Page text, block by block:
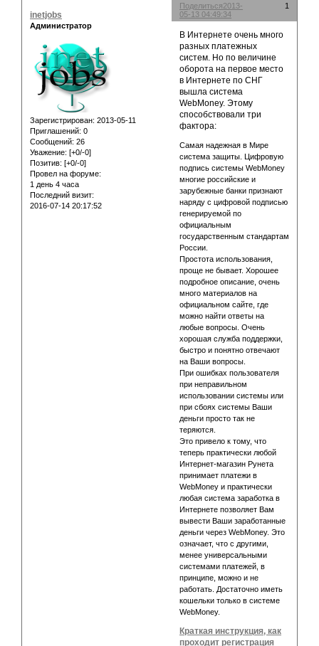
Поделиться 1
2013-
05-13 04:49:34
inetjobs
Администратор
Зарегистрирован: 2013-05-11
Приглашений: 0
Сообщений: 26
Уважение: [+0/-0]
Позитив: [+0/-0]
Провел на форуме:
1 день 4 часа
Последний визит:
2016-07-14 20:17:52
В Интернете очень много
разных платежных
систем. Но по величине
оборота на первое место
в Интернете по СНГ
вышла система
WebMoney. Этому
способствовали три
фактора:
Самая надежная в Мире
система защиты. Цифровую
подпись системы WebMoney
многие российские и
зарубежные банки признают
наряду с цифровой подписью
генерируемой по
официальным
государственным стандартам
России.
Простота использования,
проще не бывает. Хорошее
подробное описание, очень
много материалов на
официальном сайте, где
можно найти ответы на
любые вопросы. Очень
хорошая служба поддержки,
быстро и понятно отвечают
на Ваши вопросы.
При ошибках пользователя
при неправильном
использовании системы или
при сбоях системы Ваши
деньги просто так не
теряются.
Это привело к тому, что
теперь практически любой
Интернет-магазин Рунета
принимает платежи в
WebMoney и практически
любая система заработка в
Интернете позволяет Вам
вывести Ваши заработанные
деньги через WebMoney. Это
означает, что с другими,
менее универсальными
системами платежей, в
принципе, можно и не
работать. Достаточно иметь
кошельки только в системе
WebMoney.
Краткая инструкция, как
проходит регистрация